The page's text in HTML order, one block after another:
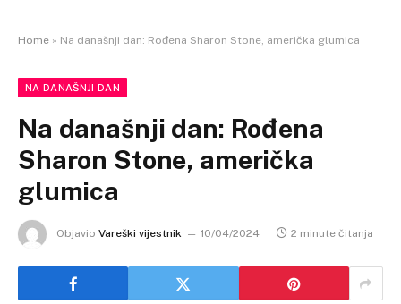
Home » Na današnji dan: Rođena Sharon Stone, američka glumica
NA DANAŠNJI DAN
Na današnji dan: Rođena
Sharon Stone, američka
glumica
Objavio Vareški vijestnik 10/04/2024 2 minute čitanja